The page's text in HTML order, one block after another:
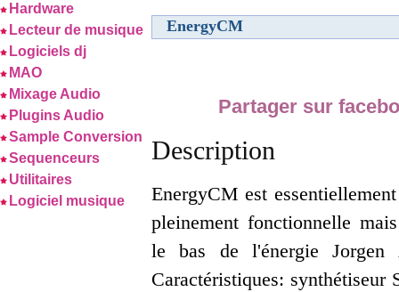
Hardware
Lecteur de musique
Logiciels dj
MAO
Mixage Audio
Plugins Audio
Sample Conversion
Sequenceurs
Utilitaires
Logiciel musique
EnergyCM
Partager sur
Description
EnergyCM est
pleinement fonctionnelle
le bas de l'énergie Jorgen
Caractéristiques: synthétiseur